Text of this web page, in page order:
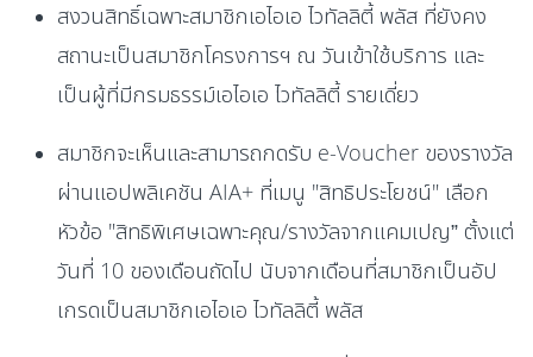
สงวนสิทธิ์เฉพาะสมาชิกเอไอเอ ไวทัลลิตี้ พลัส ที่ยังคง
สถานะเป็นสมาชิกโครงการฯ ณ วันเข้าใช้บริการ และ
เป็นผู้ที่มีกรมธรรม์เอไอเอ ไวทัลลิตี้ รายเดี่ยว
สมาชิกจะเห็นและสามารถกดรับ e-Voucher ของรางวัล
ผ่านแอปพลิเคชัน AIA+ ที่เมนู "สิทธิประโยชน์" เลือก
หัวข้อ "สิทธิพิเศษเฉพาะคุณ/รางวัลจากแคมเปญ” ตั้งแต่
วันที่ 10 ของเดือนถัดไป นับจากเดือนที่สมาชิกเป็นอัป
เกรดเป็นสมาชิกเอไอเอ ไวทัลลิตี้ พลัส